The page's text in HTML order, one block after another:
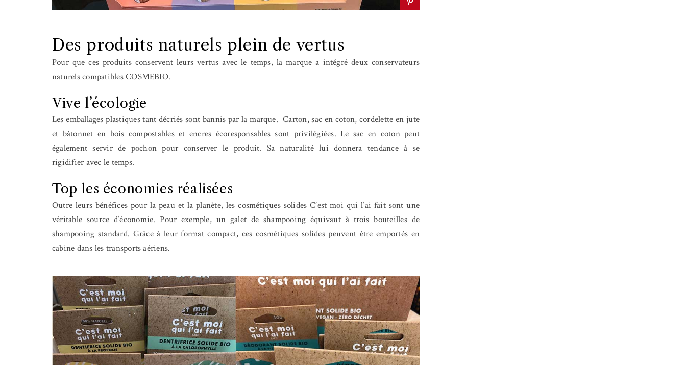
Des produits naturels plein de vertus
Pour que ces produits conservent leurs vertus avec le temps, la marque a intégré deux conservateurs
naturels compatibles COSMEBIO.
Vive l’écologie
Les emballages plastiques tant décriés sont bannis par la marque. Carton, sac en coton, cordelette en jute
et bâtonnet en bois compostables et encres écoresponsables sont privilégiées. Le sac en coton peut
également servir de pochon pour conserver le produit. Sa naturalité lui donnera tendance à se
rigidifier avec le temps.
Top les économies réalisées
Outre leurs bénéfices pour la peau et la planète, les cosmétiques solides C’est moi qui l’ai fait sont une
véritable source d’économie. Pour exemple, un galet de shampooing équivaut à trois bouteilles de
shampooing standard. Grâce à leur format compact, ces cosmétiques solides peuvent être emportés en
cabine dans les transports aériens.